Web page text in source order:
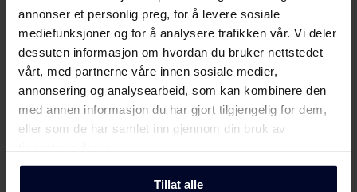
annonser et personlig preg, for å levere sosiale
mediefunksjoner og for å analysere trafikken vår. Vi deler
dessuten informasjon om hvordan du bruker nettstedet
vårt, med partnerne våre innen sosiale medier,
annonsering og analysearbeid, som kan kombinere den
med annen informasjon du har gjort tilgjengelig for dem,
eller som de har samlet inn gjennom din bruk av
Tillat alle
Energimerke Last ned
Produktdatablad
Produktkort
(DK,EN,FI,SV,NO)
Last ned
Brukerveiledning
Vis mer